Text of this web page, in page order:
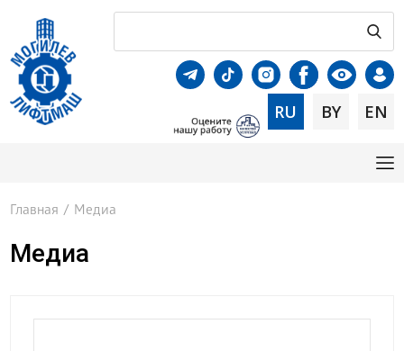
RU BY EN
Главная / Медиа
Медиа